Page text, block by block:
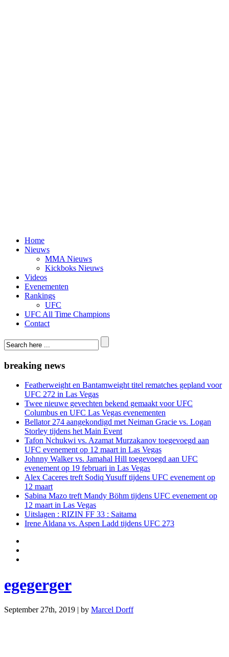
Home
Nieuws
MMA Nieuws
Kickboks Nieuws
Videos
Evenementen
Rankings
UFC
UFC All Time Champions
Contact
breaking news
Featherweight en Bantamweight titel rematches gepland voor
UFC 272 in Las Vegas
Twee nieuwe gevechten bekend gemaakt voor UFC
Columbus en UFC Las Vegas evenementen
Bellator 274 aangekondigd met Neiman Gracie vs. Logan
Storley tijdens het Main Event
Tafon Nchukwi vs. Azamat Murzakanov toegevoegd aan
UFC evenement op 12 maart in Las Vegas
Johnny Walker vs. Jamahal Hill toegevoegd aan UFC
evenement op 19 februari in Las Vegas
Alex Caceres treft Sodiq Yusuff tijdens UFC evenement op
12 maart
Sabina Mazo treft Mandy Böhm tijdens UFC evenement op
12 maart in Las Vegas
Uitslagen : RIZIN FF 33 : Saitama
Irene Aldana vs. Aspen Ladd tijdens UFC 273
egegerger
September 27th, 2019 | by Marcel Dorff